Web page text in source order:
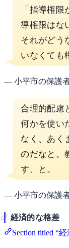
「指導権
導権限はな
それがどう
いなくても
— 小平市の保護
合理的配慮
何かを使い
なく、あく
のだなと。
す、と。
— 小平市の保護
経済的な格差
Section titled “